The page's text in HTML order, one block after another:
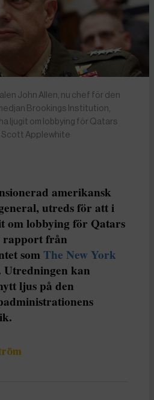
John Allen, nu chef för den
Brookings Institution,
ljugit om lobbying för Qatars
Scott Applewhite
amerikansk
utreds för att i
om lobbying för Qatars
rapport från
som The New York
Utredningen kan
ljus på den